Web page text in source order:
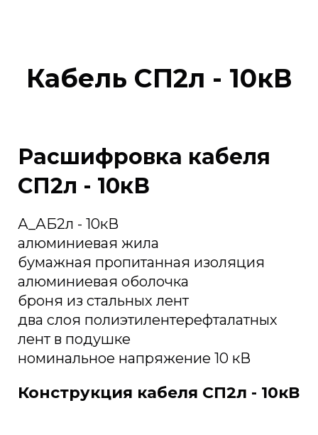
Кабель СП2л - 10кВ
Расшифровка кабеля
СП2л - 10кВ
А_АБ2л - 10кВ
алюминиевая жила
бумажная пропитанная изоляция
алюминиевая оболочка
броня из стальных лент
два слоя полиэтилентерефталатных
лент в подушке
номинальное напряжение 10 кВ
Конструкция кабеля СП2л - 10кВ